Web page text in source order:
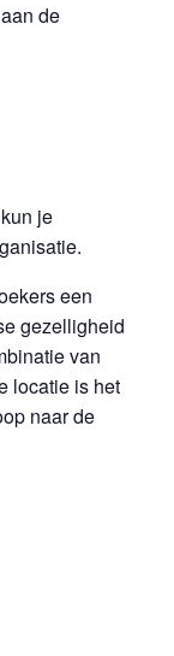
de
je
een
gezelligheid
van
locatie is het
naar de